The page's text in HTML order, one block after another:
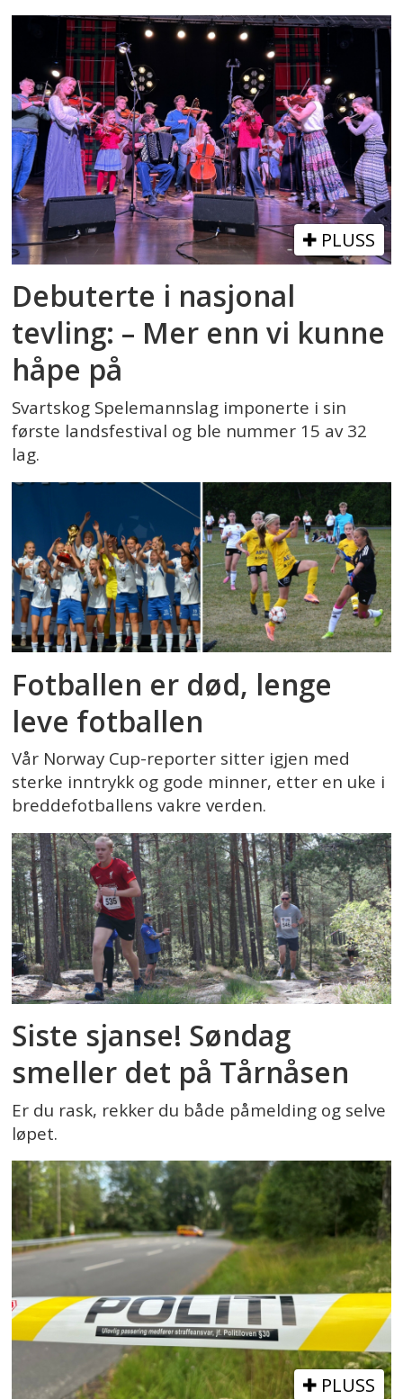
PLUSS
Debuterte i nasjonal
tevling: – Mer enn vi kunne
håpe på
Svartskog Spelemannslag imponerte i sin
første landsfestival og ble nummer 15 av 32
lag.
Fotballen er død, lenge
leve fotballen
Vår Norway Cup-reporter sitter igjen med
sterke inntrykk og gode minner, etter en uke i
breddefotballens vakre verden.
Siste sjanse! Søndag
smeller det på Tårnåsen
Er du rask, rekker du både påmelding og selve
løpet.
PLUSS